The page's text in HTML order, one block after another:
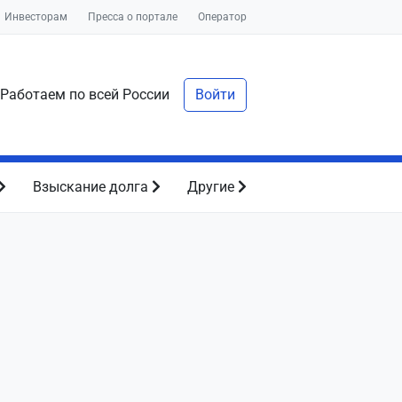
Инвесторам Пресса о портале Оператор
Работаем по всей России Войти
Взыскание долга Другие